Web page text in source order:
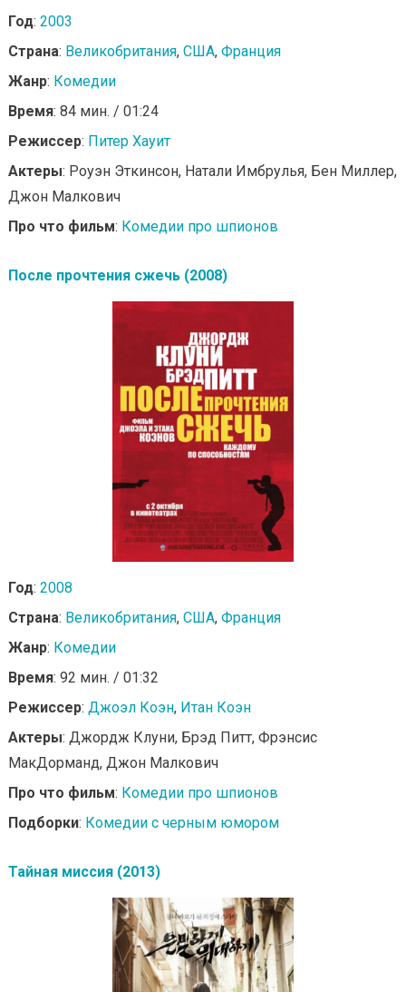
Год: 2003
Страна: Великобритания, США, Франция
Жанр: Комедии
Время: 84 мин. / 01:24
Режиссер: Питер Хауит
Актеры: Роуэн Эткинсон, Натали Имбрулья, Бен Миллер,
Джон Малкович
Про что фильм: Комедии про шпионов
После прочтения сжечь (2008)
Год: 2008
Страна: Великобритания, США, Франция
Жанр: Комедии
Время: 92 мин. / 01:32
Режиссер: Джоэл Коэн, Итан Коэн
Актеры: Джордж Клуни, Брэд Питт, Фрэнсис
МакДорманд, Джон Малкович
Про что фильм: Комедии про шпионов
Подборки: Комедии с черным юмором
Тайная миссия (2013)